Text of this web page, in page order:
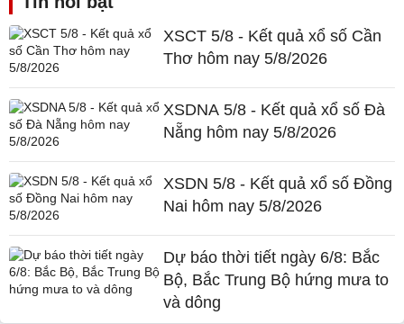
XSCT 5/8 - Kết quả xổ số Cần
Thơ hôm nay 5/8/2026
XSDNA 5/8 - Kết quả xổ số Đà
Nẵng hôm nay 5/8/2026
XSDN 5/8 - Kết quả xổ số Đồng
Nai hôm nay 5/8/2026
Dự báo thời tiết ngày 6/8: Bắc
Bộ, Bắc Trung Bộ hứng mưa to
và dông